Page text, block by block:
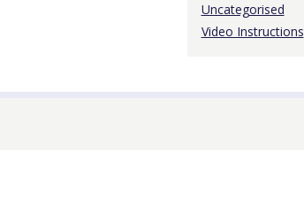
Uncategorised
Video Instructions